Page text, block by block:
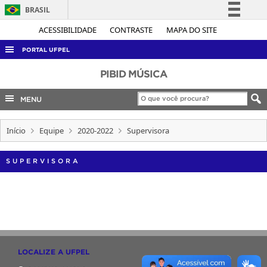
ACESSIBILIDADE CONTRASTE MAPA DO SITE
BRASIL
Simplifique!
Legislação
Canais
PORTAL UFPEL
AUDITORIA
COBALTO
CONCURSOS
EDITAIS
INTERNACIONAL
TELEFONES
PIBID MÚSICA
MENU
Início Equipe 2020-2022 Supervisora
SUPERVISORA
LOCALIZE A UFPEL